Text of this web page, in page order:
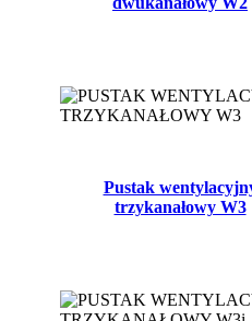
Pustak
trzykanałowy W3